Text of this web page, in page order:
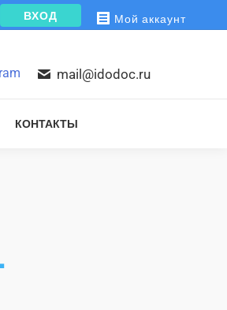
ВХОД Мой аккаунт
mail@idodoc.ru
КОНТАКТЫ